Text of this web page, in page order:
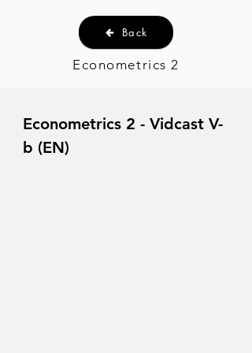
Back
Econometrics 2
Econometrics 2 - Vidcast V-
b (EN)